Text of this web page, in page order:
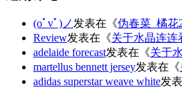
(oﾟvﾟ)ノ 发表在《伪春菜_橘花
Review发表在《关于水晶连连
adelaide forecast发表在《关于
martellus bennett jersey发表在《
adidas superstar weave white发